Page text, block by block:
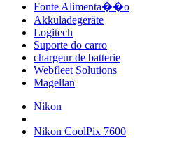
Fonte Alimenta��o
Akkuladegeräte
Logitech
Suporte do carro
chargeur de batterie
Webfleet Solutions
Magellan
Nikon
Nikon CoolPix 7600